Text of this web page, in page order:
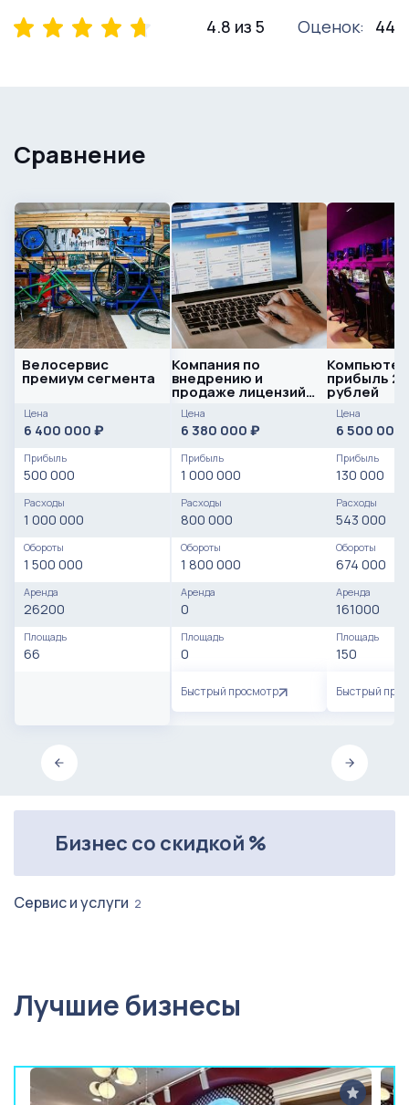
Коробки от велосипедов
Мебель
Инвентарь для уборки
Роллерный станок
Цепи
Кассеты
Переключатели передние, задние
Тормоза ободные, гидравлические
Колодки под диск, обод
Расходники для гидролиний
4.8 из 5 Оценок: 44
Сравнение
Велосервис
премиум сегмента
Цена
6 400 000 ₽
Прибыль
500 000
Расходы
1 000 000
Обороты
1 500 000
Аренда
26200
Площадь
66
Компания по
внедрению и
продаже лицензий
Битрикс24
Цена
6 380 000 ₽
Прибыль
1 000 000
Расходы
800 000
Обороты
1 800 000
Аренда
0
Площадь
0
Быстрый просмотр
прибыль
рублей
Цена
6 500 000
Прибыль
130 000
Расходы
543 000
Обороты
674 000
Аренда
161000
Площадь
150
Быстрый
Бизнес со скидкой %
Сервис и услуги 2
Лучшие бизнесы